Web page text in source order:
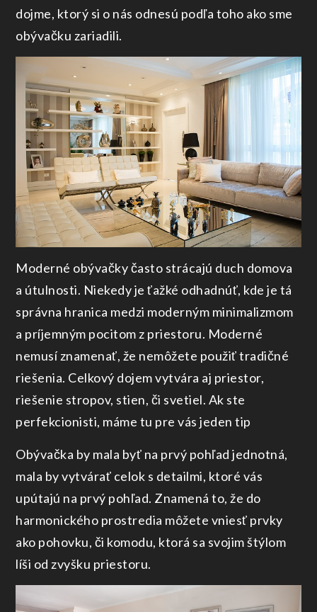
dojme, ktorý si o nás odnesú podľa toho ako sme
obývačku zariadili.
Moderné obývačky často strácajú duch domova
a útulnosti. Niekedy je ťažké odhadnúť, kde je tá
správna hranica medzi moderným minimalizmom
a príjemným pocitom z priestoru. Moderné
nemusí znamenať, že nemôžete použiť tradičné
riešenia. Celkový dojem vytvára aj priestor,
riešenie stropov, stien, či svetiel. Ak ste
perfekcionisti, máme tu pre vás jeden tip
Obývačka by mala byť na prvý pohľad jednotná,
mala by vytvárať celok s detailmi, ktoré vás
upútajú na prvý pohľad. Znamená to, že do
harmonického prostredia môžete vniesť prvky
ako pohovku, či komodu, ktorá sa svojim štýlom
líši od zvyšku priestoru.